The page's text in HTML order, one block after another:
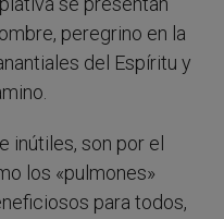
peregrino en la
del Espíritu y
inútiles, son por el
los «pulmones»
para todos,